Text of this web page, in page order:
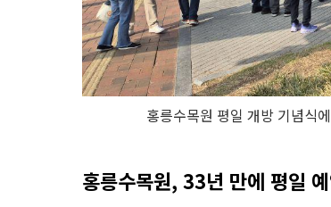
홍릉수목원 평일 개방 기념식
홍릉수목원, 33년 만에 평일